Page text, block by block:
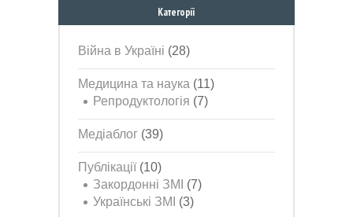
Категорії
Війна в Україні (28)
Медицина та наука (11)
Репродуктологія (7)
Медіаблог (39)
Публікації(10)
Закордонні ЗМІ
(7)
Українські ЗМІ
(3)